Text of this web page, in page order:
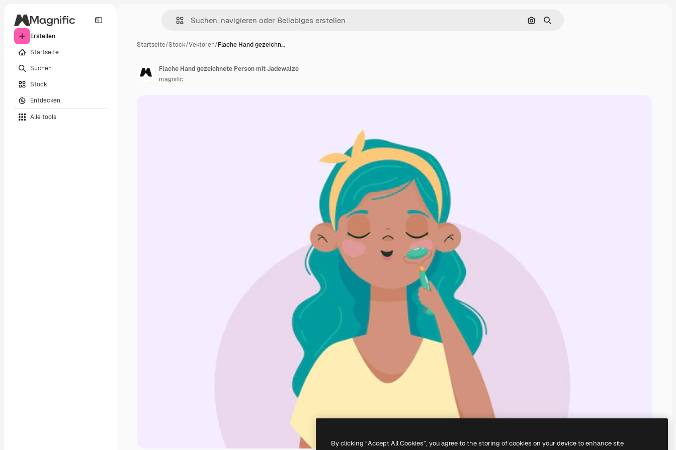
Erstellen
Startseite
Suchen
Stock
Entdecken
Alle tools
Nach Bild suchen
Suchen
Startseite/Stock/Vektoren/Flache Hand gezeichn…
Flache Hand gezeichnete Person mit Jadewalze
magnific
By clicking “Accept All Cookies”, you agree to the storing of cookies on your device to enhance site